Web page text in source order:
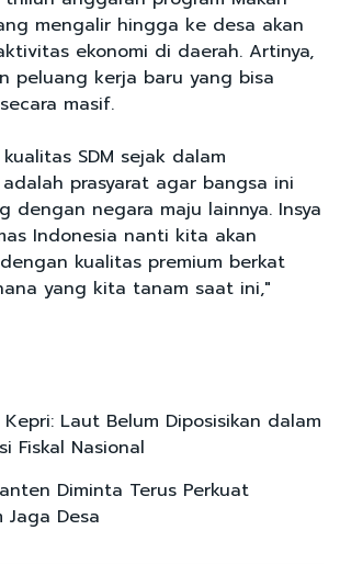
mengalir hingga ke desa akan
ekonomi di daerah. Artinya,
peluang kerja baru yang bisa
masif.
SDM sejak dalam
prasyarat agar bangsa ini
dengan negara maju lainnya. Insya
Indonesia nanti kita akan
kualitas premium berkat
yang kita tanam saat ini,"
Laut Belum Diposisikan dalam
Fiskal Nasional
Diminta Terus Perkuat
Jaga Desa